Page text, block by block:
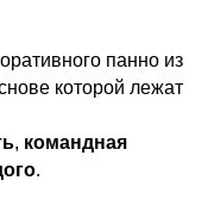
панно из
которой лежат
, командная
.